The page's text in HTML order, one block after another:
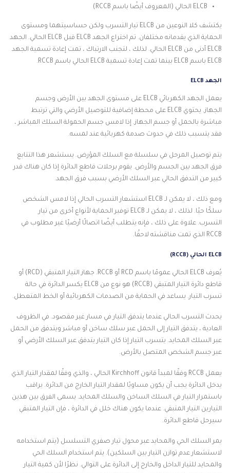
ELCB الحالي (المعروف أيضًا باسم RCCB)
يكتشف كلا النوعين من ELCB تيار التسرب ولكن حساسيتهما ومستوى
الحماية الذي يقدمانه مختلفان. تم اختراع الجهد ELCB قبل ELCB الحالي. الجهد
ELCB أدنى من ELCB الحالي. لذلك ، لتجنب الارتباك ، تمت إعادة تسمية الجهد
ELCB باسم ELCB بينما تمت إعادة تسمية ELCB الحالي باسم RCCB.
الجهد ELCB
يعمل الجهد الكهربائي ELCB على مستوى الجهد بين الأرض وجسم
الجهاز. يحتوي ELCB على محطة إضافية للتوصيل الأرضي والتي ترتبط
مباشرة بالحمل أو جسم الجهاز. إذا لامس جسم الحمولة السلك المباشر ،
فقد يتسبب ذلك في حدوث صدمة كهربائية عند لمسه.
يتم توصيل المرحل في سلسلة مع السلك المؤرض. يستشعر هذا التتابع
فرق الجهد بين الجسم والأرض. يقوم برحلات قاطع الدائرة إذا كان هناك قدر
كبير من التدفق الحالي عبر السلك الأرضي بسبب فرق الجهد.
ومع ذلك ، لا يمكن لـ ELCB استشعار التسرب الحالي إذا لامس الشخص
سلكًا حيًا. لذلك ، لا يمكن لـ ELCB توفير الحماية لأنواع أخرى من تيار
التسرب. علاوة على ذلك ، فإنه يتطلب أيضًا اتصالًا أرضيًا غير مطلوب في
RCCB الذي تمت مناقشته لاحقًا.
ELCB الحالي (RCCB)
يُعرف ELCB الحالي عمومًا باسم RCD أو RCCB. جهاز التيار المتبقي (RCD) أو
قاطع دائرة التيار المتبقي (RCCB) هو نوع من ELCB يكسر الدائرة في حالة
تسرب التيار. يساعد في الحماية من الصدمات الكهربائية أو الخط المتعطل.
يحدث التسرب الحالي عندما يتدفق التيار في مسار غير مقصود. في الظروف
العادية ، يتدفق التيار إلى الحمل عبر سلك ساخن أو مباشر ويتدفق من الحمل
عبر السلك المحايد. يتسرب التيار إذا كان التيار يتدفق عبر السلك الأرضي أو
عبر جسم الشخص المتصل بالأرض.
يعمل RCCB وفقًا لمبدأ قانون Kirchhoff الحالي ، والذي وفقًا لمقدار التيار الذي
يدخل الدائرة يجب أن يكون مساويًا لمقدار التيار الخارج من الدائرة. يراقب
باستمرار التيار في السلك الساخن والسلك المحايد. يسمى الفرق بين هذين
التيارين التيار المتبقي. عندما يكون هناك خلل في الدائرة ، فإن التيار المتبقي
سيرحل قاطع الدائرة.
يمر السلك الحي والمحايد عبر محول تيار صفري التسلسل (يتم استخدامه
لاستشعار عدم توازن التيار بين السلكين). يتم استخدام السلك الحي
والمحايد للتيار الداخل والخارج إلى الدائرة على التوالي. نظرًا لأن كمية التيار